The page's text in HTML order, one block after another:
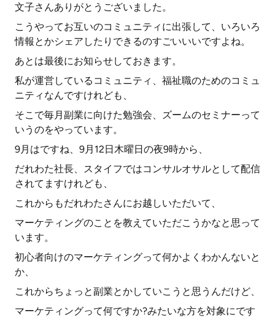
文子さんありがとうございました。
こうやってお互いのコミュニティに出張して、いろいろ
情報とかシェアしたりできるのすごいいいですよね。
あとは最後にお知らせしておきます。
私が運営しているコミュニティ、福祉職のためのコミュ
ニティなんですけれども、
そこで毎月副業に向けた勉強会、ズームのセミナーって
いうのをやっています。
9月はですね、9月12日木曜日の夜9時から、
だれわた社長、スタイフではコンサルオサルとして配信
されてますけれども、
これからもだれわたさんにお越しいただいて、
マーケティングのことを教えていただこうかなと思って
います。
初心者向けのマーケティングって何かよくわかんないと
か、
これからちょっと副業とかしていこうと思うんだけど、
マーケティングって何ですか?みたいな方を対象にです